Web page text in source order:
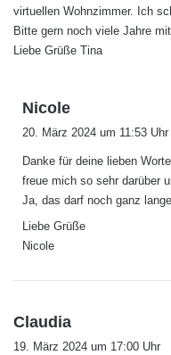
virtuellen Wohnzimmer. Ich
Bitte gern noch viele Jahre mit
Liebe Grüße Tina
Nicole
a
t
:
20. März 2024 um 11:53 Uhr
Danke für deine lieben
freue mich so sehr darüber
Ja, das darf noch ganz
Liebe Grüße
Nicole
Claudia
a
19. März 2024 um 17:00 Uhr